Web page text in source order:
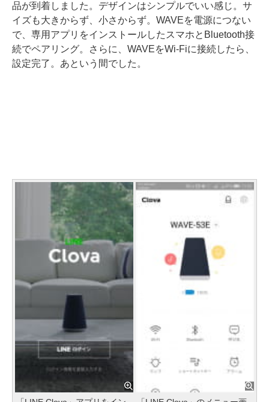
品が到着しました。デザインはシンプルでいい感じ。サ
イズも大きからず、小さからず。WAVEを電源につない
で、専用アプリをインストールしたスマホとBluetooth接
続でペアリング。さらに、WAVEをWi-Fiに接続したら、
設定完了。あという間でした。